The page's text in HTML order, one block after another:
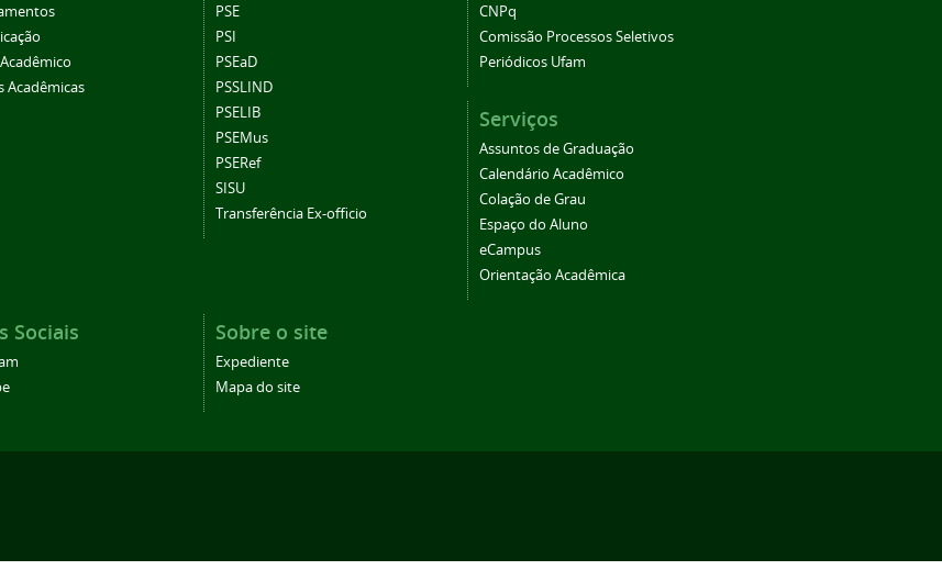
Acadêmicas
PSE
PSI
PSEaD
PSSLIND
PSELIB
PSEMus
PSERef
SISU
Transferência Ex-officio
CNPq
Comissão Processos Seletivos
Periódicos Ufam
Serviços
Assuntos de Graduação
Calendário Acadêmico
Colação de Grau
Espaço do Aluno
eCampus
Orientação Acadêmica
Sociais Sobre o site
Expediente
Mapa do site